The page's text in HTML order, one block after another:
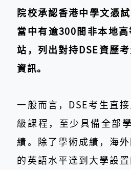
院校承認香港中學文憑試
當中有逾300間非本地
站，列出對持DSE資歷
資訊。
一般而言，DSE考生直
級課程，至少具備全部
績。除了學術成績，海
的英語水平達到大學設